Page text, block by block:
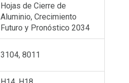
Hojas de Cierre de
Aluminio, Crecimiento
Futuro y Pronóstico 2034
3104, 8011